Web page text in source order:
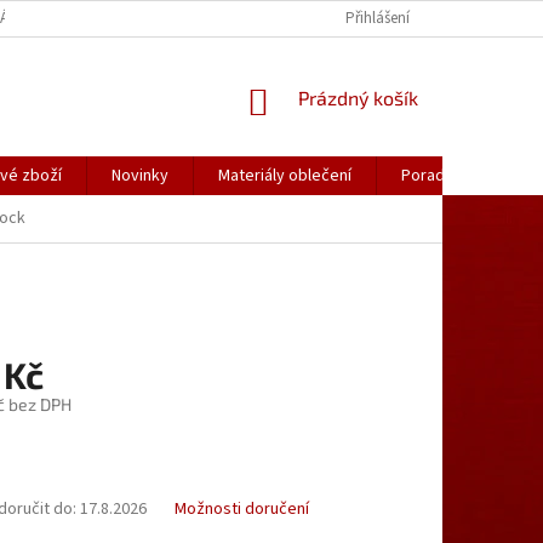
OBLEČENÍ KATALOGY (.PDF)Přihlášení
NÁKUPNÍ
Prázdný košík
zboží Novinky Materiály oblečení Poradna
bez DPH
do: 17.8.2026 Možnosti doručení